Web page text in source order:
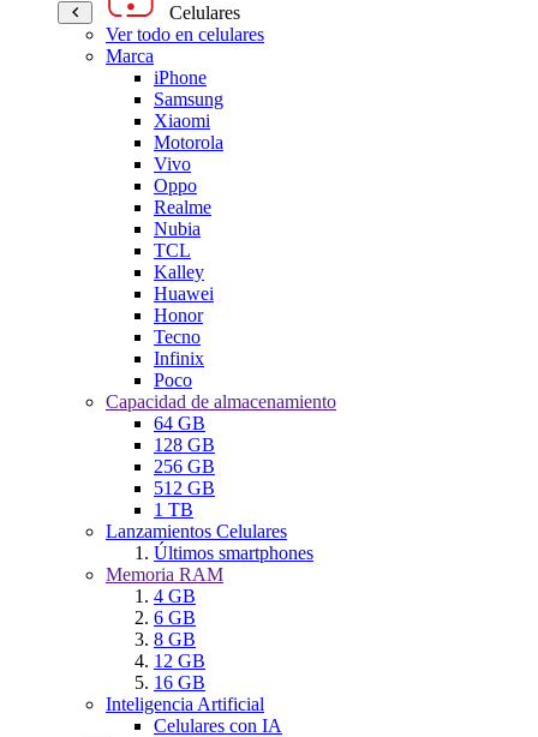
Celulares
Ver todo en celulares
Marca
iPhone
Samsung
Xiaomi
Motorola
Vivo
Oppo
Realme
Nubia
TCL
Kalley
Huawei
Honor
Tecno
Infinix
Poco
Capacidad de almacenamiento
64 GB
128 GB
256 GB
512 GB
1 TB
Lanzamientos Celulares
Últimos smartphones
Memoria RAM
4 GB
6 GB
8 GB
12 GB
16 GB
Inteligencia Artificial
Celulares con IA